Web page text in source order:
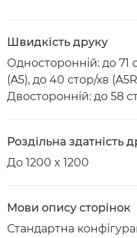
Швидкість друку
Односторонній: до 71
(A5), до 40 стор/хв
Двосторонній: до 58
Роздільна здатність
До 1200 x 1200
Мови опису сторінок
Стандартна